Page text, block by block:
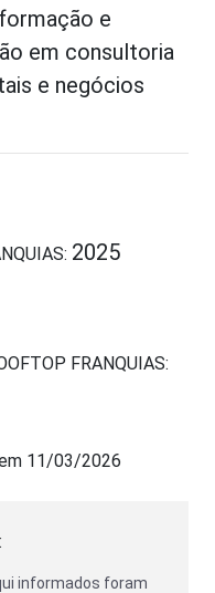
e
em consultoria
e negócios
2025
FRANQUIAS:
11/03/2026
informados foram